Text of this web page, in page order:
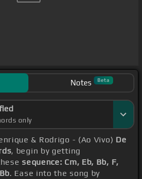
Notes Beta
only
& Rodrigo - (Ao Vivo) De
, begin by getting
sequence: Cm, Eb, Bb, F,
. Ease into the song by